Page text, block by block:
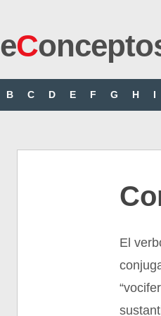
eC
B C D E F G H I
El